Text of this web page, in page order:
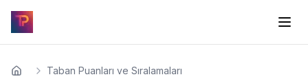
Taban Puanları ve Sıralamaları